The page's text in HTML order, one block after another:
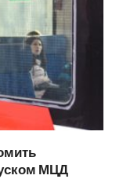
МЦД